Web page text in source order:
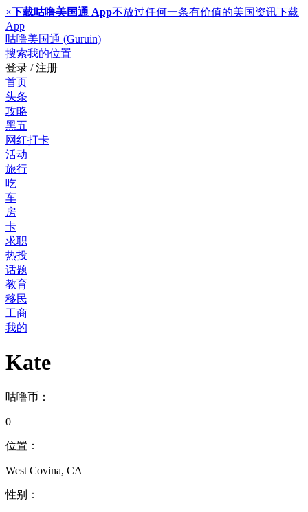
×下载咕噜美国通 App不放过任何一条有价值的美国资讯下载
App
咕噜美国通 (Guruin)
搜索我的位置
登录 / 注册
首页
头条
攻略
黑五
网红打卡
活动
旅行
吃
车
房
卡
求职
热投
话题
教育
移民
工商
我的
Kate
咕噜币：
0
位置：
West Covina, CA
性别：